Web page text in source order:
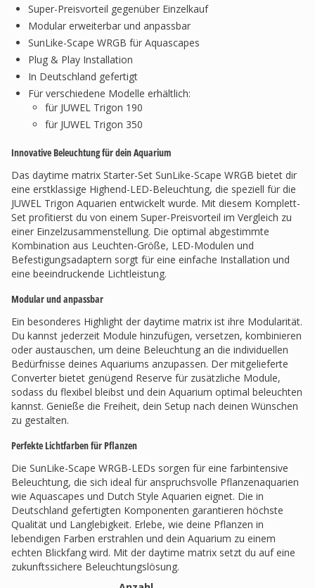
Super-Preisvorteil gegenüber Einzelkauf
Modular erweiterbar und anpassbar
SunLike-Scape WRGB für Aquascapes
Plug & Play Installation
In Deutschland gefertigt
Für verschiedene Modelle erhältlich:
für JUWEL Trigon 190
für JUWEL Trigon 350
Innovative Beleuchtung für dein Aquarium
Das daytime matrix Starter-Set SunLike-Scape WRGB bietet dir
eine erstklassige Highend-LED-Beleuchtung, die speziell für die
JUWEL Trigon Aquarien entwickelt wurde. Mit diesem Komplett-
Set profitierst du von einem Super-Preisvorteil im Vergleich zu
einer Einzelzusammenstellung. Die optimal abgestimmte
Kombination aus Leuchten-Größe, LED-Modulen und
Befestigungsadaptern sorgt für eine einfache Installation und
eine beeindruckende Lichtleistung.
Modular und anpassbar
Ein besonderes Highlight der daytime matrix ist ihre Modularität.
Du kannst jederzeit Module hinzufügen, versetzen, kombinieren
oder austauschen, um deine Beleuchtung an die individuellen
Bedürfnisse deines Aquariums anzupassen. Der mitgelieferte
Converter bietet genügend Reserve für zusätzliche Module,
sodass du flexibel bleibst und dein Aquarium optimal beleuchten
kannst. Genieße die Freiheit, dein Setup nach deinen Wünschen
zu gestalten.
Perfekte Lichtfarben für Pflanzen
Die SunLike-Scape WRGB-LEDs sorgen für eine farbintensive
Beleuchtung, die sich ideal für anspruchsvolle Pflanzenaquarien
wie Aquascapes und Dutch Style Aquarien eignet. Die in
Deutschland gefertigten Komponenten garantieren höchste
Qualität und Langlebigkeit. Erlebe, wie deine Pflanzen in
lebendigen Farben erstrahlen und dein Aquarium zu einem
echten Blickfang wird. Mit der daytime matrix setzt du auf eine
zukunftssichere Beleuchtungslösung.